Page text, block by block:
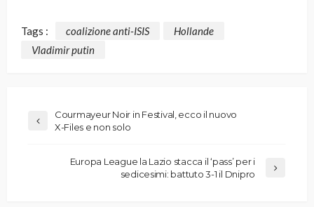
Tags : coalizione anti-ISIS
Hollande
Vladimir putin
Courmayeur Noir in Festival, ecco il nuovo
X-Files e non solo
Europa League la Lazio stacca il ‘pass’ per i
sedicesimi: battuto 3-1 il Dnipro